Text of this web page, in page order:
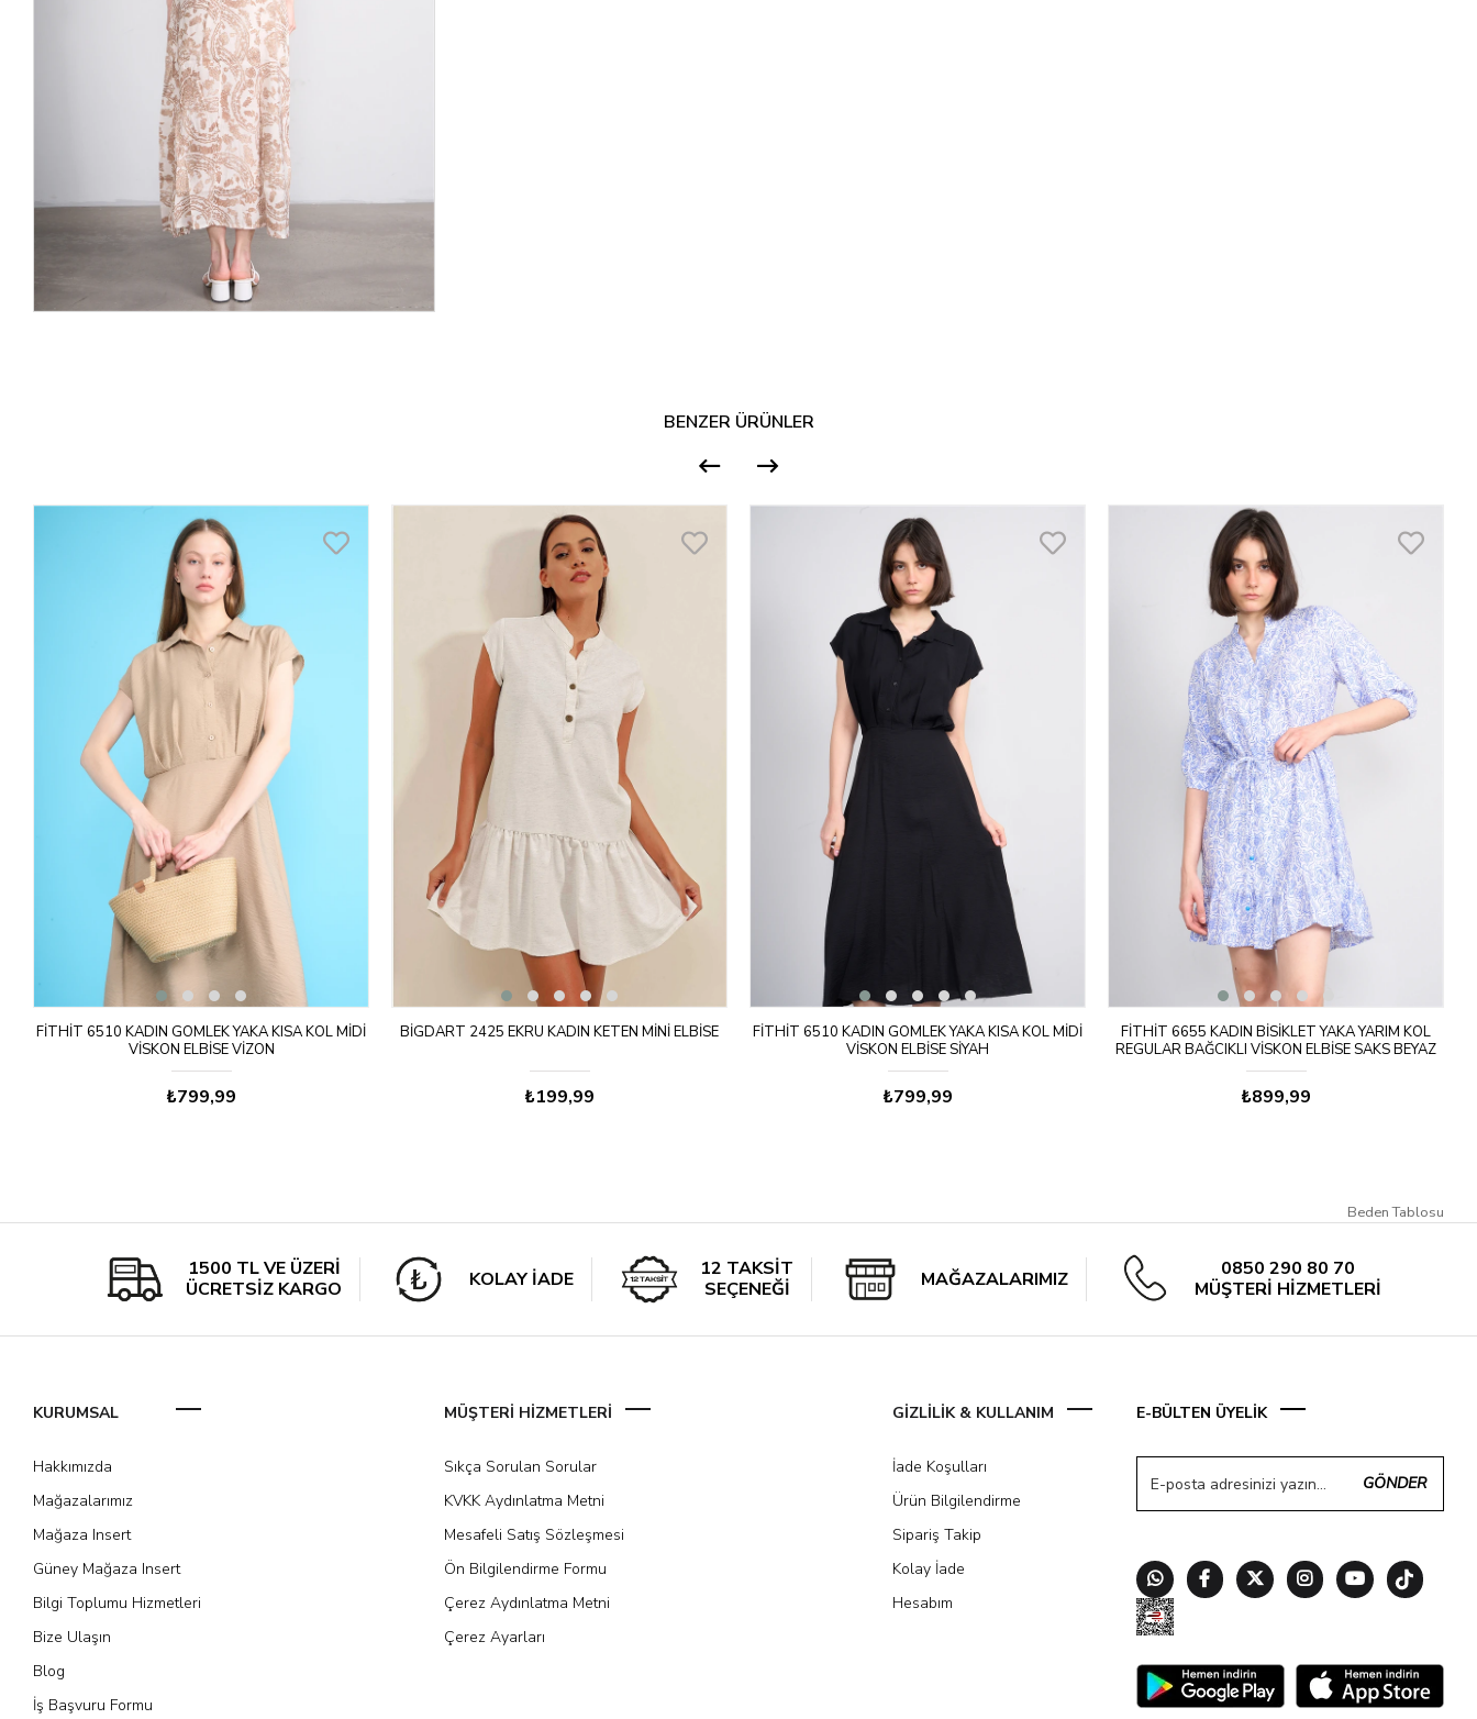
BENZER ÜRÜNLER
FITHIT 6510 KADIN GÖMLEK YAKA KISA KOL MIDI
VISKON ELBISE VIZON
₺799,99
BIGDART 2425 EKRU KADIN KETEN MINI ELBISE
₺199,99
FITHIT 6510 KADIN GÖMLEK YAKA KISA KOL MIDI
VISKON ELBISE SIYAH
₺799,99
FITHIT 6655 KADIN BISIKLET YAKA YARIM KOL
REGULAR BAĞCIKLI VISKON ELBISE SAKS BEYAZ
ÜZERI ŞABLON DESEN
₺899,99
Beden Tablosu
1500 TL VE ÜZERİ
ÜCRETSİZ KARGO
KOLAY İADE
12 TAKSİT
SEÇENEĞİ
MAĞAZALARIMIZ
0850 290 80 70
MÜŞTERİ HİZMETLERİ
KURUMSAL
Hakkımızda
Mağazalarımız
Mağaza Insert
Güney Mağaza Insert
Bilgi Toplumu Hizmetleri
Bize Ulaşın
Blog
İş Başvuru Formu
MÜŞTERİ HİZMETLERİ
Sıkça Sorulan Sorular
KVKK Aydınlatma Metni
Mesafeli Satış Sözleşmesi
Ön Bilgilendirme Formu
Çerez Aydınlatma Metni
Çerez Ayarları
GİZLİLİK & KULLANIM
İade Koşulları
Ürün Bilgilendirme
Sipariş Takip
Kolay İade
Hesabım
E-BÜLTEN ÜYELİK
GÖNDER